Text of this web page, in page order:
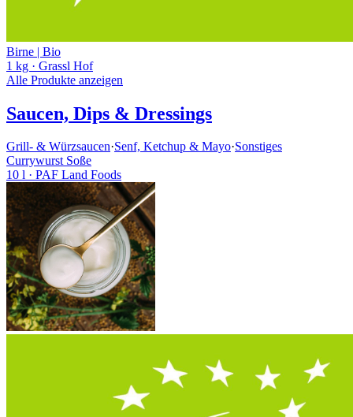
Birne | Bio
1 kg · Grassl Hof
Alle Produkte anzeigen
Saucen, Dips & Dressings
Grill- & Würzsaucen·Senf, Ketchup & Mayo·Sonstiges
Currywurst Soße
10 l · PAF Land Foods